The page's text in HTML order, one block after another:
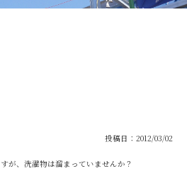
投稿日：2012/03/02
が、洗濯物は溜まっていませんか？